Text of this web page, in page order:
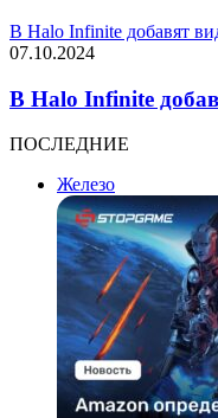
В Halo Infinite добавят
07.10.2024
В Halo Infinite
ПОСЛЕДНИЕ
Железо